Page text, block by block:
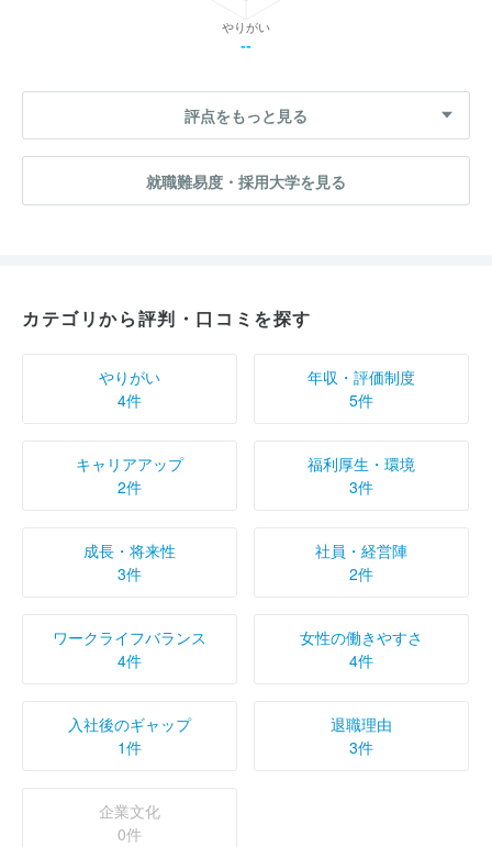
やりがい
--
評点をもっと見る
就職難易度・採用大学を見る
カテゴリから評判・口コミを探す
やりがい
4件
年収・評価制度
5件
キャリアアップ
2件
福利厚生・環境
3件
成長・将来性
3件
社員・経営陣
2件
ワークライフバランス
4件
女性の働きやすさ
4件
入社後のギャップ
1件
退職理由
3件
企業文化
0件